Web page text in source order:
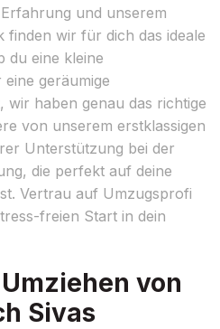
und unserem
finden wir für dich das ideale
du eine kleine
geräumige
wir haben genau das richtige
von unserem erstklassigen
Unterstützung bei der
die perfekt auf deine
Vertrau auf Umzugsprofi
freien Start in dein
von
Sivas